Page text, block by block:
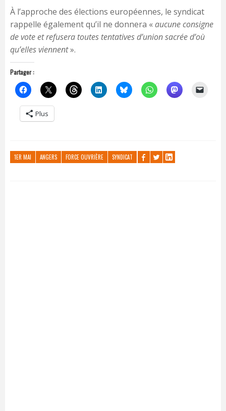
À l’approche des élections européennes, le syndicat
rappelle également qu’il ne donnera «aucune consigne
de vote et refusera toutes tentatives d’union sacrée d’où
qu’elles viennent».
Partager :
Plus
1ER MAI ANGERS FORCE OUVRIÈRE SYNDICAT